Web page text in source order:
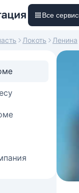
Все
Локоть Ленина